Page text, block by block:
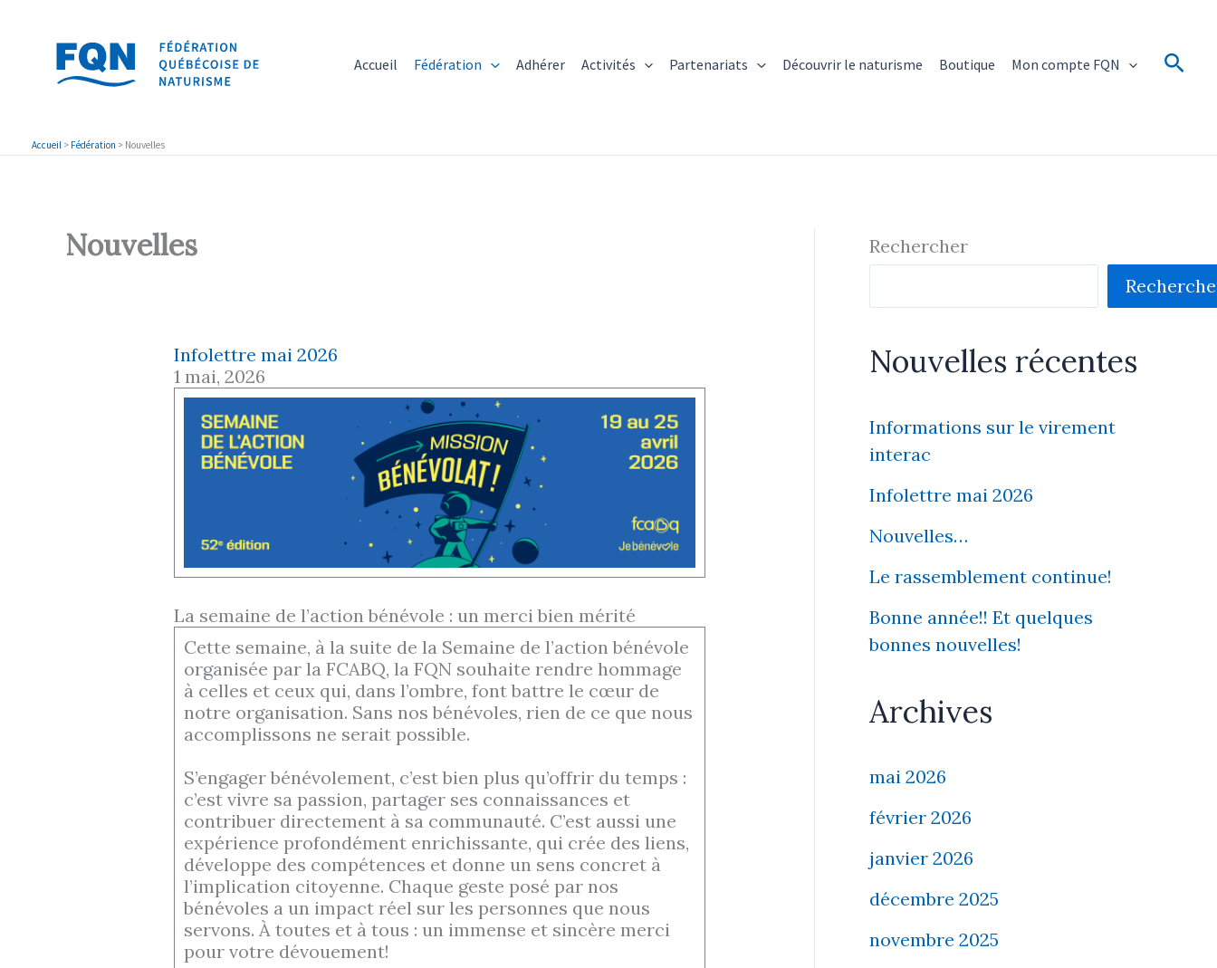
contenu
Accueil Fédération Adhérer Activités Partenariats Découvrir le naturisme Boutique Mon compte FQN
Accueil > Fédération > Nouvelles
Nouvelles
Infolettre mai 2026
1 mai, 2026
La semaine de l’action bénévole : un merci bien mérité
Cette semaine, à la suite de la Semaine de l’action bénévole
organisée par la FCABQ, la FQN souhaite rendre hommage
à celles et ceux qui, dans l’ombre, font battre le cœur de
notre organisation. Sans nos bénévoles, rien de ce que nous
accomplissons ne serait possible.
S’engager bénévolement, c’est bien plus qu’offrir du temps :
c’est vivre sa passion, partager ses connaissances et
contribuer directement à sa communauté. C’est aussi une
expérience profondément enrichissante, qui crée des liens,
développe des compétences et donne un sens concret à
l’implication citoyenne. Chaque geste posé par nos
bénévoles a un impact réel sur les personnes que nous
servons. À toutes et à tous : un immense et sincère merci
pour votre dévouement!
Rechercher
Nouvelles récentes
Informations sur le virement
interac
Infolettre mai 2026
Nouvelles…
Le rassemblement continue!
Bonne année!! Et quelques
bonnes nouvelles!
Archives
mai 2026
février 2026
janvier 2026
décembre 2025
novembre 2025